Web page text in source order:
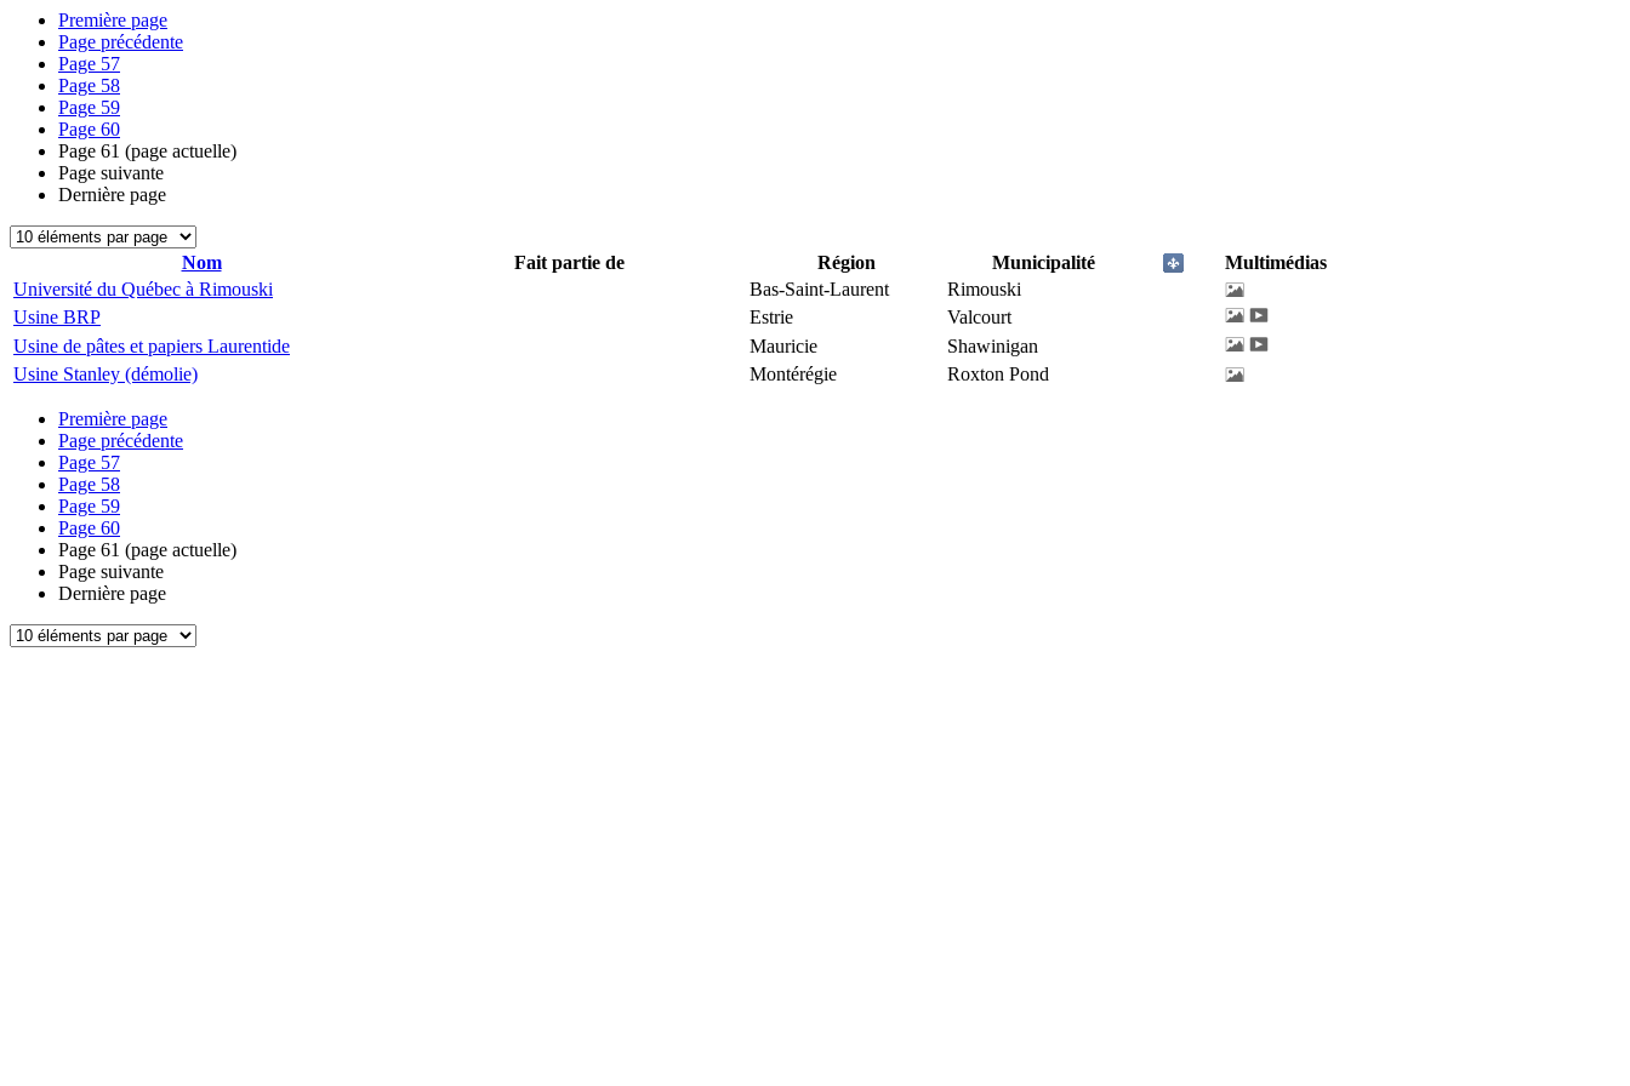
Première page
Page précédente
Page 57
Page 58
Page 59
Page 60
Page 61 (page actuelle)
Page suivante
Dernière page
Nom Fait partie de Région Municipalité
Multimédias
Université du Québec à Rimouski
Bas-Saint-Laurent
Rimouski
Usine BRP
Estrie
Valcourt
Usine de pâtes et papiers Laurentide
Mauricie
Shawinigan
Usine Stanley (démolie)
Montérégie Roxton Pond
Première page
Page précédente
Page 57
Page 58
Page 59
Page 60
Page 61 (page actuelle)
Page suivante
Dernière page